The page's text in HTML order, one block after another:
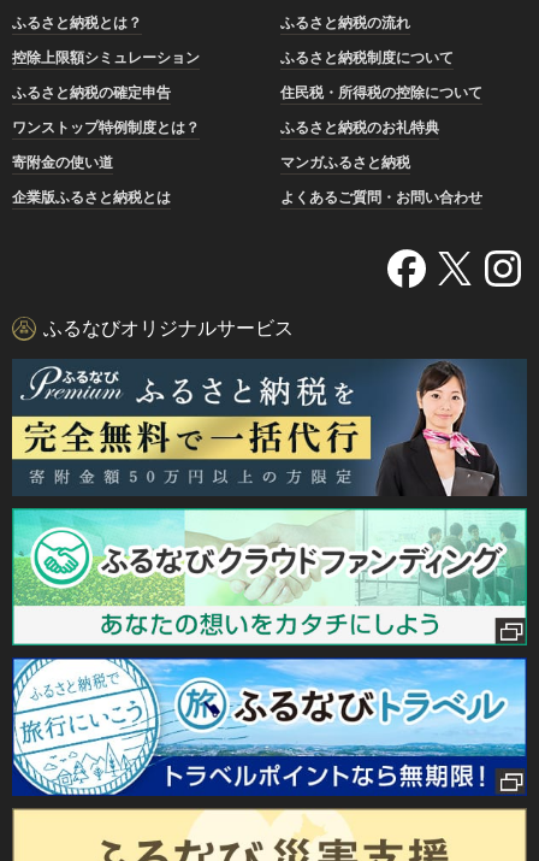
ふるさと納税とは？
ふるさと納税の流れ
控除上限額シミュレーション
ふるさと納税制度について
ふるさと納税の確定申告
住民税・所得税の控除について
ワンストップ特例制度とは？
ふるさと納税のお礼特典
寄附金の使い道
マンガふるさと納税
企業版ふるさと納税とは
よくあるご質問・お問い合わせ
ふるなびオリジナルサービス